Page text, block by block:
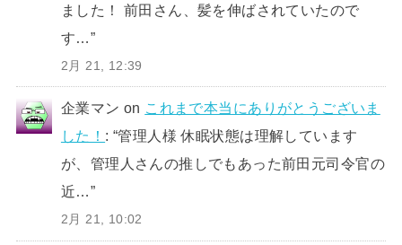
ました！ 前田さん、髪を伸ばされていたので
す…”
2月 21, 12:39
企業マン on これまで本当にありがとうございま
した！ : “管理人様 休眠状態は理解しています
が、管理人さんの推しでもあった前田元司令官の
近…”
2月 21, 10:02